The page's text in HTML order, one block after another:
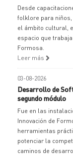
Desde
folklore para
el ámbito cultural,
espacio que
Formosa.
Leer más
03-08-2026
Desarrollo de
segundo módulo
Fue en las
Innovación de
herramientas
potenciar la
caminos de